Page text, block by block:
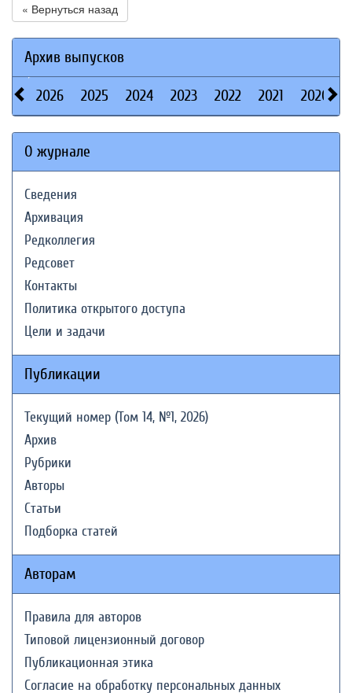
« Вернуться назад
Архив выпусков
2026 2025 2024 2023 2022 2021 2020
О журнале
Сведения
Архивация
Редколлегия
Редсовет
Контакты
Политика открытого доступа
Цели и задачи
Публикации
Текущий номер (Том 14, №1, 2026)
Архив
Рубрики
Авторы
Статьи
Подборка статей
Авторам
Правила для авторов
Типовой лицензионный договор
Публикационная этика
Согласие на обработку персональных данных